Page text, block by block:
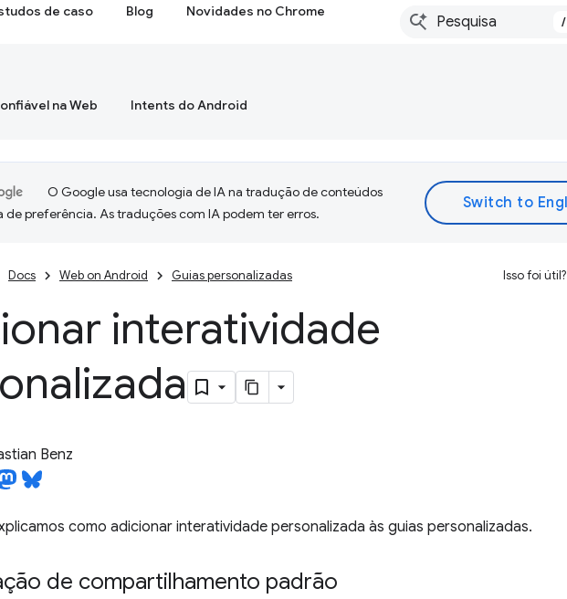
de caso Blog Novidades no Chrome
/
na Web Intents do Android
O Google usa tecnologia de IA na tradução de conteúdos
de preferência. As traduções com IA podem ter erros.
Docs Web on Android Guias personalizadas Isso foi útil?
interatividade
Benz
como adicionar interatividade personalizada às guias personalizadas.
de compartilhamento padrão